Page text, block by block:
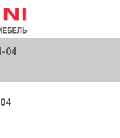
04
517-94-04
д. 36 стр.3